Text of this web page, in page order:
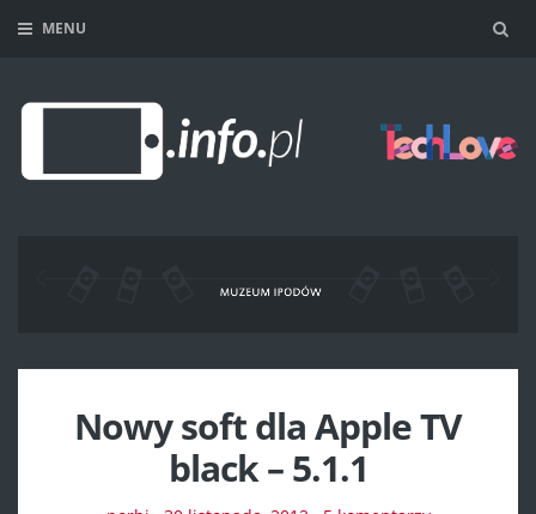
MENU
Nowy soft dla Apple TV
black – 5.1.1